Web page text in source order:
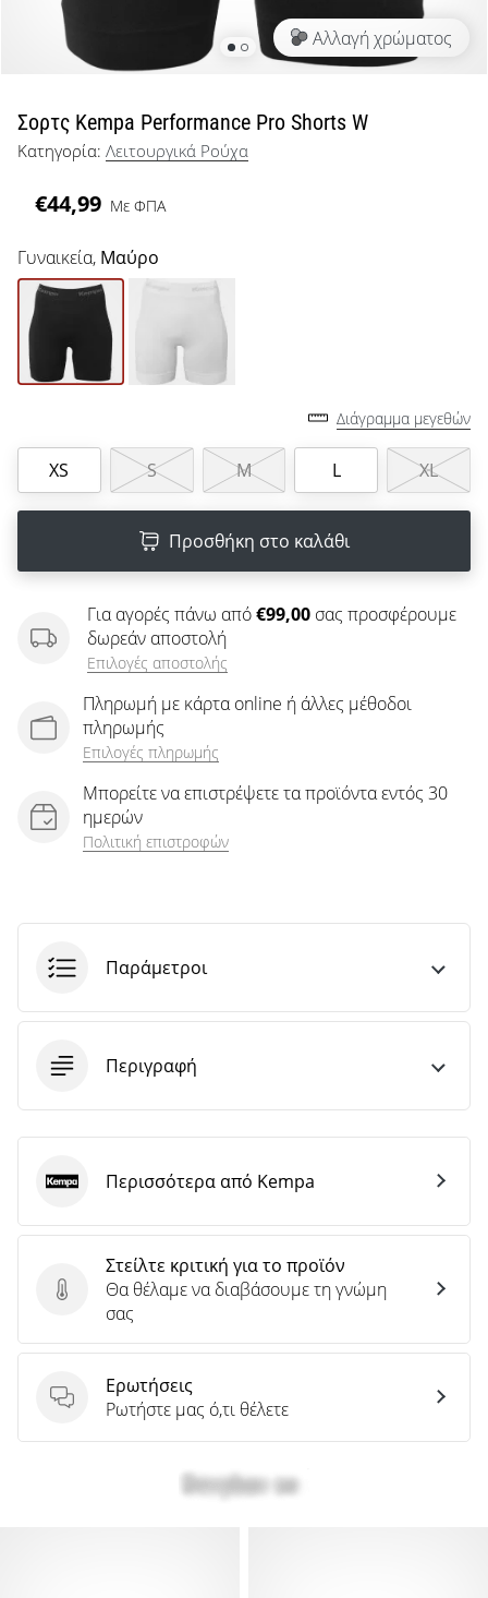
μπάσκετ
Είσαι
λάτρης
μπάσκετ
όπως
εμείς;
μαζί
ως
πρεσβευτής
της
μάρκας
μας.
Εμφάνιση
όλων των
άρθρων
Αλλαγή χρώματος
Σορτς Kempa Performance Pro Shorts W
Κατηγορία: Λειτουργικά Ρούχα
€44,99 Με ΦΠΑ
Γυναικεία, Μαύρο
Διάγραμμα μεγεθών
XS S M L XL
Προσθήκη στο καλάθι
Για αγορές πάνω από€99,00 σας προσφέρουμε
δωρεάν αποστολή
Επιλογές αποστολής
Πληρωμή με κάρτα online ή άλλες μέθοδοι
πληρωμής
Επιλογές πληρωμής
Μπορείτε να επιστρέψετε τα προϊόντα εντός 30
ημερών
Πολιτική επιστροφών
Παράμετροι
Περιγραφή
Στείλτε κριτική για το προϊόν
Στείλτε κριτική για το προϊόν
Θα θέλαμε να διαβάσουμε τη γνώμη
σας
Ερωτήσεις
Ερωτήσεις
Ρωτήστε μας ό,τι θέλετε
KempaΠερισσότερα από Kempa